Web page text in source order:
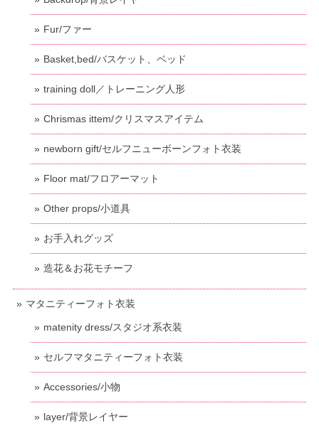
Fur/ファー
Basket,bed/バスケット、ベッド
training doll／トレーニング人形
Chrismas ittem/クリスマスアイテム
newborn gift/セルフニューボーンフォト衣装
Floor mat/フロアーマット
Other props/小道具
お手入れグッズ
造花＆お花モチーフ
マタニティーフォト衣装
matenity dress/スタジオ系衣装
セルフマタニティーフォト衣装
Accessories/小物
layer/背景レイヤー